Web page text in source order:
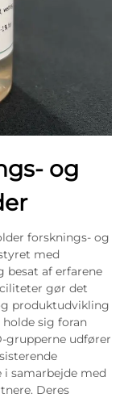
og
forsknings- og
med
besat af erfarene
gør det
produktudvikling
sig foran
grupperne udfører
samarbejde med
Deres